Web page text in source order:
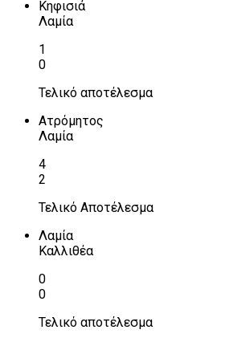
Κηφισιά
Λαμία
1
0
Τελικό αποτέλεσμα
Ατρόμητος
Λαμία
4
2
Τελικό Αποτέλεσμα
Λαμία
Καλλιθέα
0
0
Τελικό αποτέλεσμα